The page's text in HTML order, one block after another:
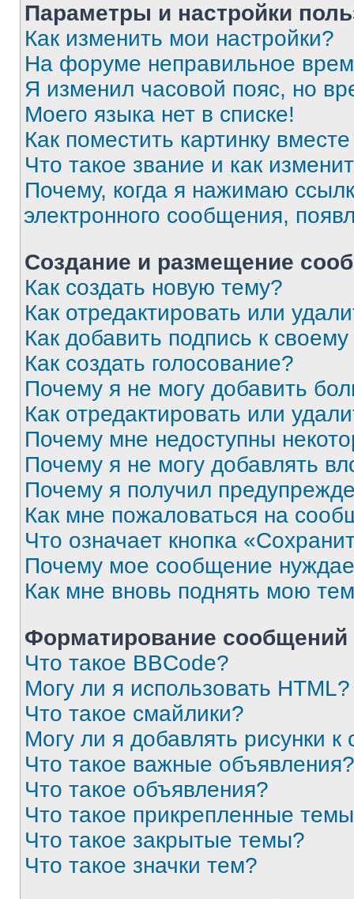
Параметры и настройки
Как изменить мои настройки?
На форуме неправильное
Я изменил часовой пояс, но
Моего языка нет в списке!
Как поместить картинку
Что такое звание и как
Почему, когда я нажимаю
электронного сообщения,
Создание и размещение
Как создать новую тему?
Как отредактировать или
Как добавить подпись к
Как создать голосование?
Почему я не могу добавить
Как отредактировать или
Почему мне недоступны
Почему я не могу добавлять
Почему я получил
Как мне пожаловаться на
Что означает кнопка
Почему мое сообщение
Как мне вновь поднять мою
Форматирование
Что такое BBCode?
Могу ли я использовать HTML?
Что такое смайлики?
Могу ли я добавлять рисунки
Что такое важные объявления?
Что такое объявления?
Что такое прикрепленные
Что такое закрытые темы?
Что такое значки тем?